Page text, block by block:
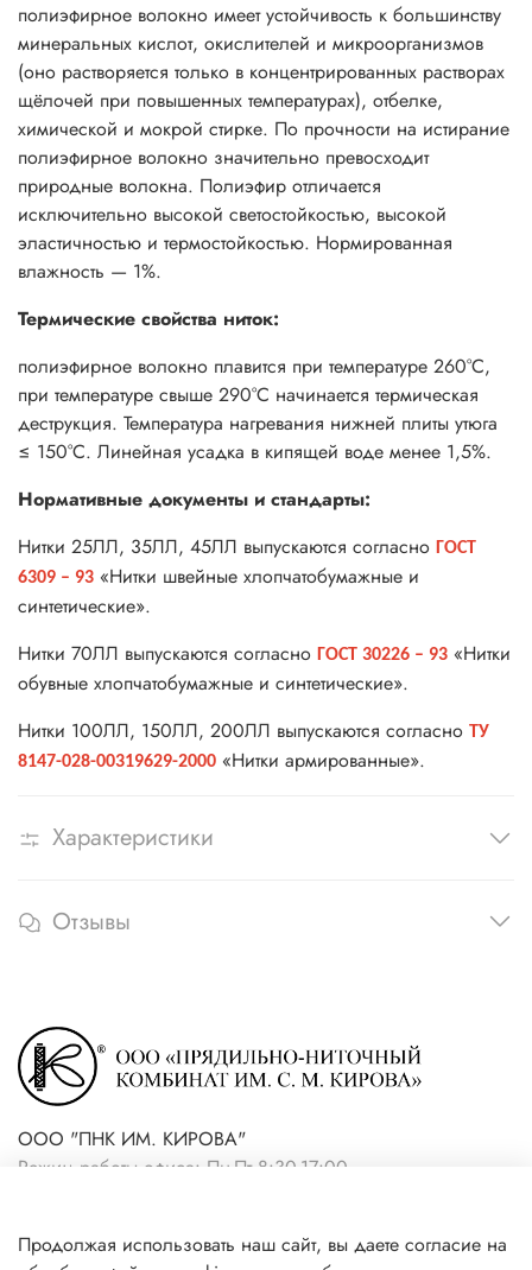
полиэфирное волокно имеет устойчивость к большинству
минеральных кислот, окислителей и микроорганизмов
(оно растворяется только в концентрированных растворах
щёлочей при повышенных температурах), отбелке,
химической и мокрой стирке. По прочности на истирание
полиэфирное волокно значительно превосходит
природные волокна. Полиэфир отличается
исключительно высокой светостойкостью, высокой
эластичностью и термостойкостью. Нормированная
влажность — 1%.
Термические свойства ниток:
полиэфирное волокно плавится при температуре 260°С,
при температуре свыше 290°С начинается термическая
деструкция. Температура нагревания нижней плиты утюга
≤ 150°С. Линейная усадка в кипящей воде менее 1,5%.
Нормативные документы и стандарты:
Нитки 25ЛЛ, 35ЛЛ, 45ЛЛ выпускаются согласно ГОСТ
6309 – 93 «Нитки швейные хлопчатобумажные и
синтетические».
Нитки 70ЛЛ выпускаются согласно ГОСТ 30226 – 93 «Нитки
обувные хлопчатобумажные и синтетические».
Нитки 100ЛЛ, 150ЛЛ, 200ЛЛ выпускаются согласно ТУ
8147-028-00319629-2000 «Нитки армированные».
Характеристики
Отзывы
ООО "ПНК ИМ. КИРОВА"
Режим работы офиса: Пн-Пт 8:30-17:00
Продолжая использовать наш сайт, вы даете согласие на